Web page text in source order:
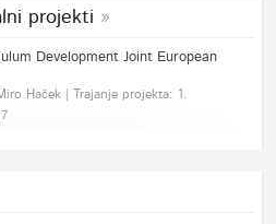
projekti
Development Joint European
Haček | Trajanje projekta: 1.